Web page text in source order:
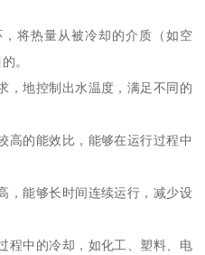
将热量从被冷却的介质（如空
。
，地控制出水温度，满足不同的
高的能效比，能够在运行过程中
，能够长时间连续运行，减少设
程中的冷却，如化工、塑料、电